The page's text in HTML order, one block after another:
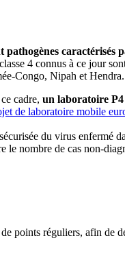
pathogènes caractérisés
4 connus à ce jour
Congo, Nipah et Hendra.
cadre, un laboratoire P4
de laboratoire mobile
du virus enfermé
nombre de cas non-
points réguliers, afin de